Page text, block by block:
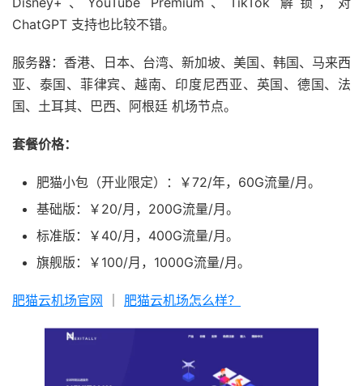
ChatGPT 支持也比较不错。
服务器：香港、日本、台湾、新加坡、美国、韩国、马来西
亚、泰国、菲律宾、越南、印度尼西亚、英国、德国、法
国、土耳其、巴西、阿根廷 机场节点。
套餐价格：
肥猫小包（开业限定）：￥72/年，60G流量/月。
基础版：￥20/月，200G流量/月。
标准版：￥40/月，400G流量/月。
旗舰版：￥100/月，1000G流量/月。
肥猫云机场官网 肥猫云机场怎么样？